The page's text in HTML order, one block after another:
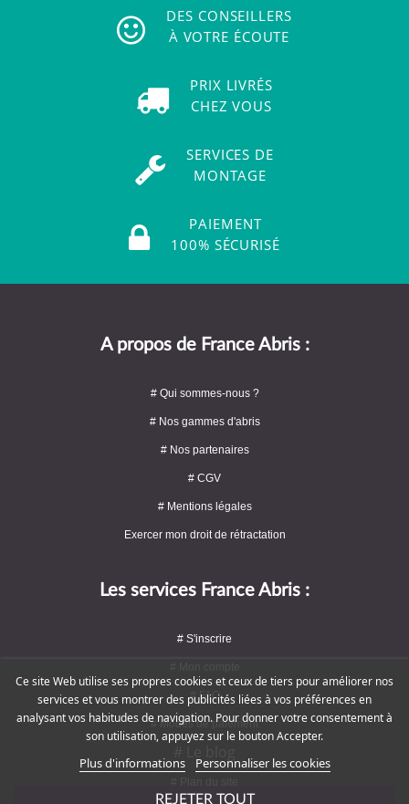
DES CONSEILLERS
À VOTRE ÉCOUTE
PRIX LIVRÉS
CHEZ VOUS
SERVICES DE
MONTAGE
PAIEMENT
100% SÉCURISÉ
A propos de France Abris :
# Qui sommes-nous ?
# Nos gammes d'abris
# Nos partenaires
# CGV
# Mentions légales
Exercer mon droit de rétractation
Les services France Abris :
# S'inscrire
# FAQ
# Modes de paiement
Ce site Web utilise ses propres cookies et ceux de tiers pour améliorer nos
services et vous montrer des publicités liées à vos préférences en
analysant vos habitudes de navigation. Pour donner votre consentement à
son utilisation, appuyez sur le bouton Accepter.
Plus d'informations Personnaliser les cookies
REJETER TOUT